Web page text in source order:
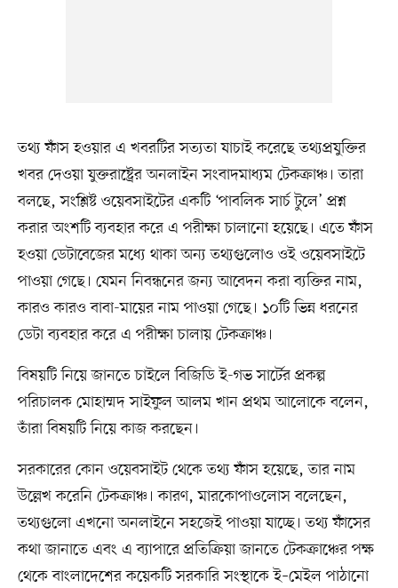
তথ্য ফাঁস হওয়ার এ খবরটির সত্যতা যাচাই করেছে তথ্যপ্রযুক্তির
খবর দেওয়া যুক্তরাষ্ট্রের অনলাইন সংবাদমাধ্যম টেকক্রাঞ্চ। তারা
বলছে, সংশ্লিষ্ট ওয়েবসাইটের একটি ‘পাবলিক সার্চ টুলে’ প্রশ্ন
করার অংশটি ব্যবহার করে এ পরীক্ষা চালানো হয়েছে। এতে ফাঁস
হওয়া ডেটাবেজের মধ্যে থাকা অন্য তথ্যগুলোও ওই ওয়েবসাইটে
পাওয়া গেছে। যেমন নিবন্ধনের জন্য আবেদন করা ব্যক্তির নাম,
কারও কারও বাবা-মায়ের নাম পাওয়া গেছে। ১০টি ভিন্ন ধরনের
ডেটা ব্যবহার করে এ পরীক্ষা চালায় টেকক্রাঞ্চ।
বিষয়টি নিয়ে জানতে চাইলে বিজিডি ই-গভ সার্টের প্রকল্প
পরিচালক মোহাম্মদ সাইফুল আলম খান প্রথম আলোকে বলেন,
তাঁরা বিষয়টি নিয়ে কাজ করছেন।
সরকারের কোন ওয়েবসাইট থেকে তথ্য ফাঁস হয়েছে, তার নাম
উল্লেখ করেনি টেকক্রাঞ্চ। কারণ, মারকোপাওলোস বলেছেন,
তথ্যগুলো এখনো অনলাইনে সহজেই পাওয়া যাচ্ছে। তথ্য ফাঁসের
কথা জানাতে এবং এ ব্যাপারে প্রতিক্রিয়া জানতে টেকক্রাঞ্চের পক্ষ
থেকে বাংলাদেশের কয়েকটি সরকারি সংস্থাকে ই–মেইল পাঠানো